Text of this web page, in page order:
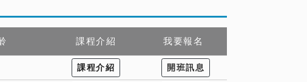
課程介紹 我要報名
課程介紹 開班訊息